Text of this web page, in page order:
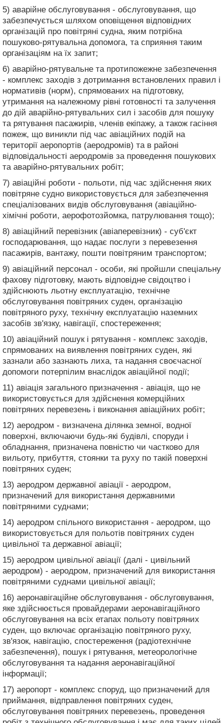
5) аварійне обслуговування - обслуговування, що
забезпечується шляхом оповіщення відповідних
організацій про повітряні судна, яким потрібна
пошуково-рятувальна допомога, та сприяння таким
організаціям на їх запит;
6) аварійно-рятувальне та протипожежне забезпечення
- комплекс заходів з дотримання встановлених правил і
нормативів (норм), спрямованих на підготовку,
утримання на належному рівні готовності та залучення
до дій аварійно-рятувальних сил і засобів для пошуку
та рятування пасажирів, членів екіпажу, а також гасіння
пожеж, що виникли під час авіаційних подій на
території аеропортів (аеродромів) та в районі
відповідальності аеродромів за проведення пошукових
та аварійно-рятувальних робіт;
7) авіаційні роботи - польоти, під час здійснення яких
повітряне судно використовується для забезпечення
спеціалізованих видів обслуговування (авіаційно-
хімічні роботи, аерофотозйомка, патрулювання тощо);
8) авіаційний перевізник (авіаперевізник) - суб'єкт
господарювання, що надає послуги з перевезення
пасажирів, вантажу, пошти повітряним транспортом;
9) авіаційний персонал - особи, які пройшли спеціальну
фахову підготовку, мають відповідне свідоцтво і
здійснюють льотну експлуатацію, технічне
обслуговування повітряних суден, організацію
повітряного руху, технічну експлуатацію наземних
засобів зв'язку, навігації, спостереження;
10) авіаційний пошук і рятування - комплекс заходів,
спрямованих на виявлення повітряних суден, які
зазнали або зазнають лиха, та надання своєчасної
допомоги потерпілим внаслідок авіаційної події;
11) авіація загального призначення - авіація, що не
використовується для здійснення комерційних
повітряних перевезень і виконання авіаційних робіт;
12) аеродром - визначена ділянка земної, водної
поверхні, включаючи будь-які будівлі, споруди і
обладнання, призначена повністю чи частково для
вильоту, прибуття, стоянки та руху по такій поверхні
повітряних суден;
13) аеродром державної авіації - аеродром,
призначений для використання державними
повітряними суднами;
14) аеродром спільного використання - аеродром, що
використовується для польотів повітряних суден
цивільної та державної авіації;
15) аеродром цивільної авіації (далі - цивільний
аеродром) - аеродром, призначений для використання
повітряними суднами цивільної авіації;
16) аеронавігаційне обслуговування - обслуговування,
яке здійснюється провайдерами аеронавігаційного
обслуговування на всіх етапах польоту повітряних
суден, що включає організацію повітряного руху,
зв'язок, навігацію, спостереження (радіотехнічне
забезпечення), пошук і рятування, метеорологічне
обслуговування та надання аеронавігаційної
інформації;
17) аеропорт - комплекс споруд, що призначений для
приймання, відправлення повітряних суден,
обслуговування повітряних перевезень, проведення